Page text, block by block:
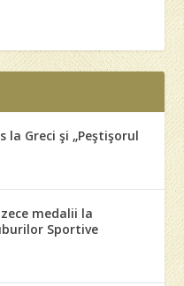
Greci şi „Peştişorul
medalii la
Sportive